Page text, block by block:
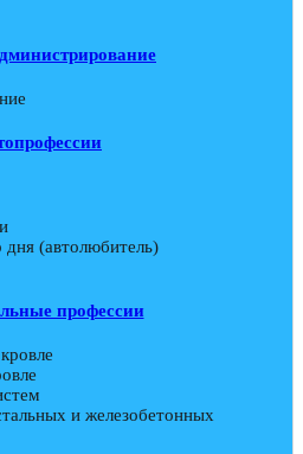
дня (автолюбитель)
профессии
и железобетонных